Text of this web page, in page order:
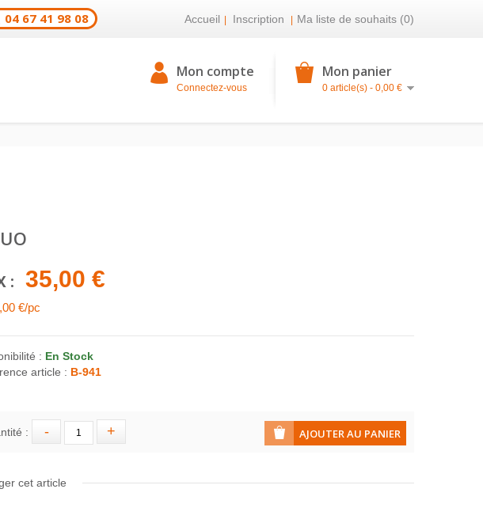
04 67 41 98 08 Accueil Inscription Ma liste de souhaits (0)
Mon compte
Connectez-vous
Mon panier
0 article(s) - 0,00 €
: 35,00 €
€/pc
: En Stock
article : B-941
:
cet article